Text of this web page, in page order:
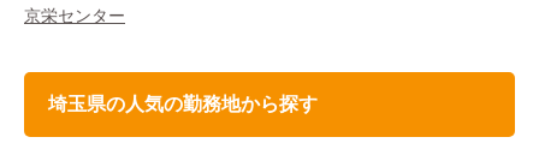
京栄センター
埼玉県の人気の勤務地から探す